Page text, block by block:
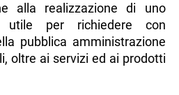
alla realizzazione di uno
utile per richiedere con
pubblica amministrazione
oltre ai servizi ed ai prodotti